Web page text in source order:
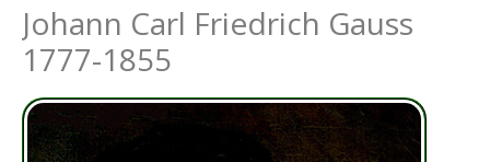
Johann Carl Friedrich Gauss
1777-1855